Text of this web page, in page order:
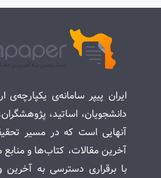
ایران پیپر سامانه‌ی
دانشجویان، اساتید،
آنهایی است که در مسیر
آخرین مقالات، کتاب‌ها و
با برقراری دسترسی به آخرین